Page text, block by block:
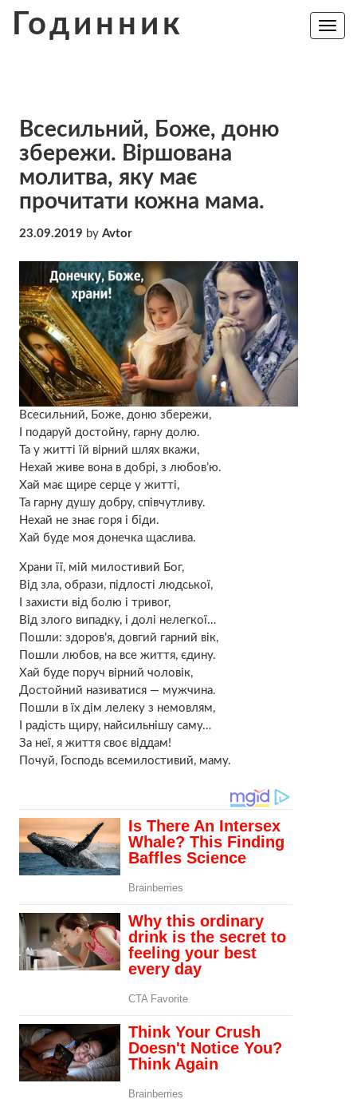
Годинник
Toggle
Всесильний, Боже, доню
збережи. Віршована
молитва, яку має
прочитати кожна мама.
23.09.2019 by Avtor
Всесильний, Боже, доню збережи,
І подаруй достойну, гарну долю.
Та у житті їй вірний шлях вкажи,
Нехай живе вона в добрі, з любов’ю.
Хай має щире серце у житті,
Та гарну душу добру, співчутливу.
Нехай не знає горя і біди.
Хай буде моя донечка щаслива.
Храни її, мій милостивий Бог,
Від зла, образи, підлості людської,
І захисти від болю і тривог,
Від злого випадку, і долі нелегкої…
Пошли: здоров’я, довгий гарний вік,
Пошли любов, на все життя, єдину.
Хай буде поруч вірний чоловік,
Достойний називатися — мужчина.
Пошли в їх дім лелеку з немовлям,
І радість щиру, найсильнішу саму…
За неї, я життя своє віддам!
Почуй, Господь всемилостивий, маму.